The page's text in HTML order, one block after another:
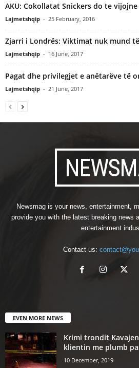
AKU: Cokollatat Snickers do te
Lajmetshqip - 25 February, 2016
Zjarri i Londrës: Viktimat nuk mund
Lajmetshqip - 16 June, 2017
Pagat dhe privilegjet e anëtarëve të
Lajmetshqip - 21 June, 2017
Newsmag is your news, entertainment,
provide you with the latest breaking news
entertainment
Contact us:
EVEN MORE NEWS
Krimi trondit
klientin me plumb
10 December, 2019